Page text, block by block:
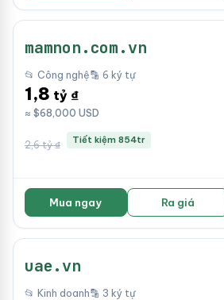
mamnon.com.vn
📂 Công nghệ🔡 6 ký tự
1,8 tỷ ₫
≈ $68,000 USD
2,6 tỷ ₫ Tiết kiệm 854tr
Mua ngay Ra giá
uae.vn
📂 Kinh doanh🔡 3 ký tự